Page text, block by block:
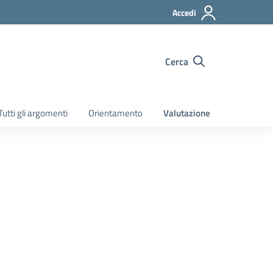
Accedi
Cerca
gli argomenti Orientamento Valutazione